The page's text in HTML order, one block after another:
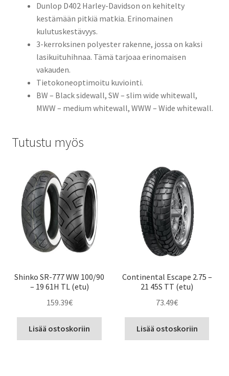
Dunlop D402 Harley-Davidson on kehitelty
kestämään pitkiä matkia. Erinomainen
kulutuskestävyys.
3-kerroksinen polyester rakenne, jossa on kaksi
lasikuituhihnaa. Tämä tarjoaa erinomaisen
vakauden.
Tietokoneoptimoitu kuviointi.
BW – Black sidewall, SW – slim wide whitewall,
MWW – medium whitewall, WWW – Wide whitewall.
Tutustu myös
Shinko SR-777 WW 100/90
– 19 61H TL (etu)
159.39€
Lisää ostoskoriin
Continental Escape 2.75 –
21 45S TT (etu)
73.49€
Lisää ostoskoriin